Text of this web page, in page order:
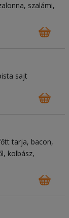
szalámi
sajt
tarja bacon
kolbász